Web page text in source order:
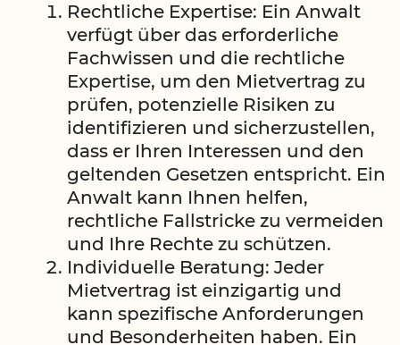
Rechtliche Expertise: Ein Anwalt
verfügt über das erforderliche
Fachwissen und die rechtliche
Expertise, um den Mietvertrag zu
prüfen, potenzielle Risiken zu
identifizieren und sicherzustellen,
dass er Ihren Interessen und den
geltenden Gesetzen entspricht. Ein
Anwalt kann Ihnen helfen,
rechtliche Fallstricke zu vermeiden
und Ihre Rechte zu schützen.
Individuelle Beratung: Jeder
Mietvertrag ist einzigartig und
kann spezifische Anforderungen
und Besonderheiten haben. Ein